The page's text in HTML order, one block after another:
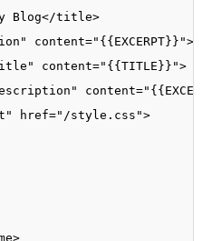
Blog</title>
content="{{EXCERPT}}">
content="{{TITLE}}">
href="/style.css">